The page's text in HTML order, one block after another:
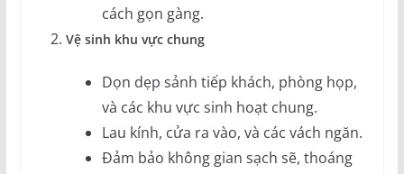
cách gọn gàng.
Vệ sinh khu vực chung
Dọn dẹp sảnh tiếp khách, phòng họp,
và các khu vực sinh hoạt chung.
Lau kính, cửa ra vào, và các vách ngăn.
Đảm bảo không gian sạch sẽ, thoáng